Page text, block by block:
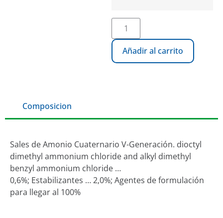
Añadir al carrito
Composicion
Sales de Amonio Cuaternario V-Generación. dioctyl
dimethyl ammonium chloride and alkyl dimethyl
benzyl ammonium chloride …
0,6%; Estabilizantes … 2,0%; Agentes de formulación
para llegar al 100%